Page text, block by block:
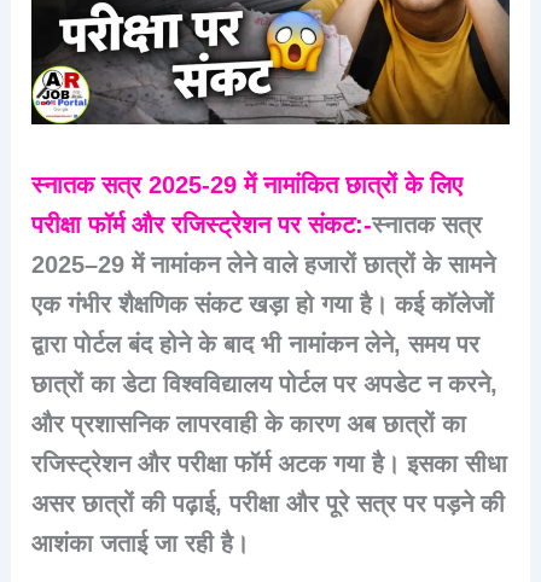
स्नातक सत्र 2025-29 में नामांकित छात्रों के लिए
परीक्षा फॉर्म और रजिस्ट्रेशन पर संकट:-स्नातक सत्र
2025–29 में नामांकन लेने वाले हजारों छात्रों के सामने
एक गंभीर शैक्षणिक संकट खड़ा हो गया है। कई कॉलेजों
द्वारापोर्टल बंद होने के बाद भी नामांकन लेने, समय पर
छात्रों का डेटा विश्वविद्यालय पोर्टल पर अपडेट न करने,
और प्रशासनिक लापरवाही के कारण अब छात्रों का
रजिस्ट्रेशन और परीक्षा फॉर्मअटक गया है। इसका सीधा
असर छात्रों की पढ़ाई, परीक्षा और पूरे सत्र पर पड़ने की
आशंका जताई जा रही है।